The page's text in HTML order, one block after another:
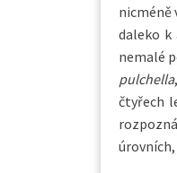
nicméně
daleko k
nemalé
pulchella
čtyřech